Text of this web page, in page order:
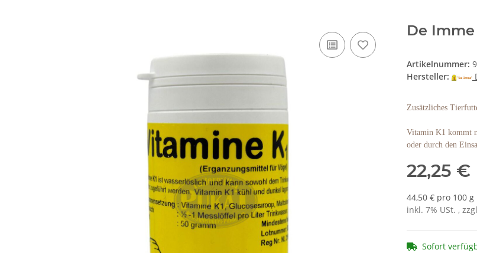
De Imme
Artikelnummer:
Hersteller:
Zusätzliches
Vitamin K1 kommt
oder durch den
22,25 €
44,50 € pro 100 g
inkl. 7% USt. ,
Sofort